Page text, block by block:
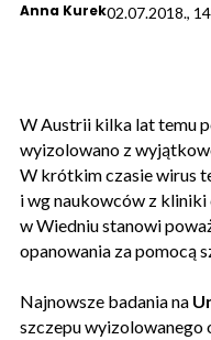
Anna Kurek02.07.2018.,
W Austrii kilka lat temu
wyizolowano z
W krótkim czasie wirus
i wg naukowców z
w Wiedniu stanowi
opanowania za pomocą
Najnowsze badania na
szczepu wyizolowanego